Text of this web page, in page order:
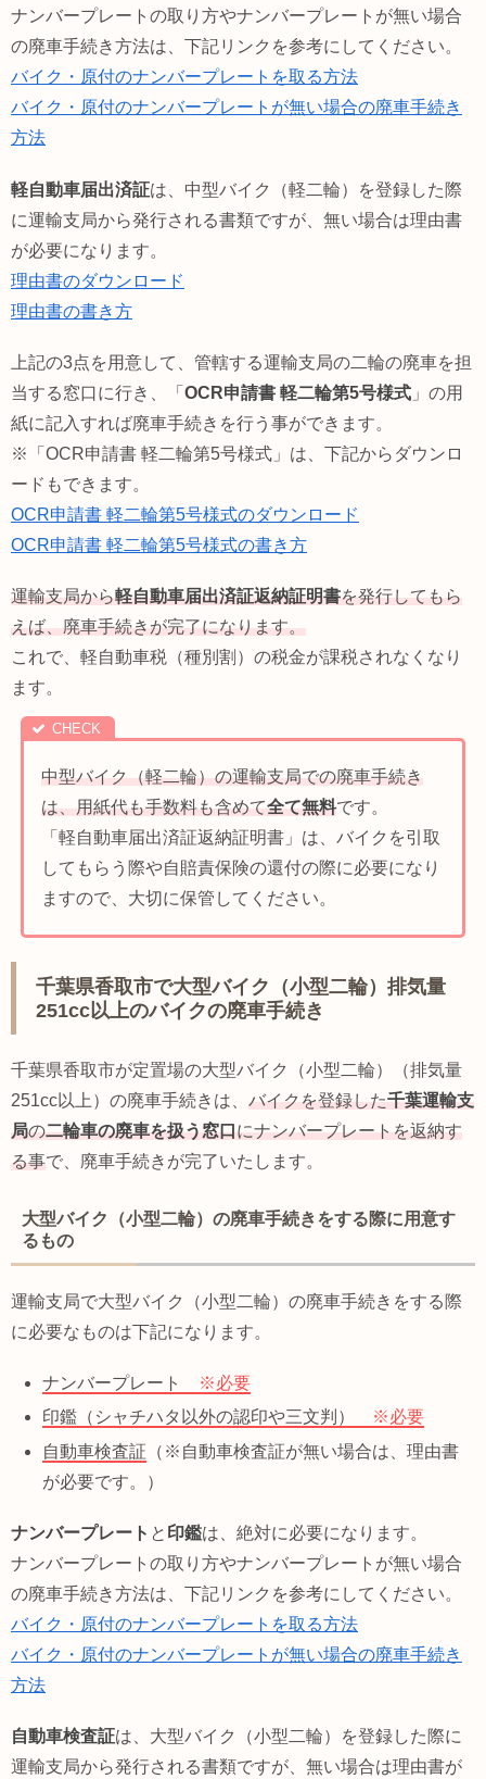
ナンバープレートの取り方やナンバープレートが無い場合
の廃車手続き方法は、下記リンクを参考にしてください。
バイク・原付のナンバープレートを取る方法
バイク・原付のナンバープレートが無い場合の廃車手続き
方法
軽自動車届出済証は、中型バイク（軽二輪）を登録した際
に運輸支局から発行される書類ですが、無い場合は理由書
が必要になります。
理由書のダウンロード
理由書の書き方
上記の3点を用意して、管轄する運輸支局の二輪の廃車を担
当する窓口に行き、「 OCR申請書 軽二輪第5号様式 」の用
紙に記入すれば廃車手続きを行う事ができます。
※「OCR申請書 軽二輪第5号様式」は、下記からダウンロ
ードもできます。
OCR申請書 軽二輪第5号様式のダウンロード
OCR申請書 軽二輪第5号様式の書き方
運輸支局から軽自動車届出済証返納証明書を発行してもら
えば、廃車手続きが完了になります。
これで、軽自動車税（種別割）の税金が課税されなくなり
ます。
中型バイク（軽二輪）の運輸支局での廃車手続き
は、用紙代も手数料も含めて全て無料です。
「軽自動車届出済証返納証明書」は、バイクを引取
してもらう際や自賠責保険の還付の際に必要になり
ますので、大切に保管してください。
千葉県香取市で大型バイク（小型二輪）排気量
251cc以上のバイクの廃車手続き
千葉県香取市が定置場の大型バイク（小型二輪）（排気量
251cc以上）の廃車手続きは、 バイクを登録した千葉運輸支
局の二輪車の廃車を扱う窓口にナンバープレートを返納す
る事で、廃車手続きが完了いたします。
大型バイク（小型二輪）の廃車手続きをする際に用意す
るもの
運輸支局で大型バイク（小型二輪）の廃車手続きをする際
に必要なものは下記になります。
ナンバープレート
※必要
印鑑（シャチハタ以外の認印や三文判）
※必要
自動車検査証 （※自動車検査証が無い場合は、理由書
が必要です。）
ナンバープレート と 印鑑は、絶対に必要になります。
ナンバープレートの取り方やナンバープレートが無い場合
の廃車手続き方法は、下記リンクを参考にしてください。
バイク・原付のナンバープレートを取る方法
バイク・原付のナンバープレートが無い場合の廃車手続き
方法
自動車検査証は、大型バイク（小型二輪）を登録した際に
運輸支局から発行される書類ですが、無い場合は理由書が